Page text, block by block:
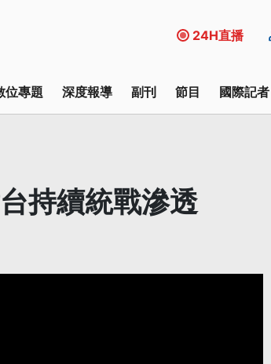
24H直播
位專題 深度報導 副刊 節目 國際記者
持續統戰滲透